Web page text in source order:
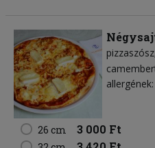
pizzaszósz
26 cm 3 000 Ft